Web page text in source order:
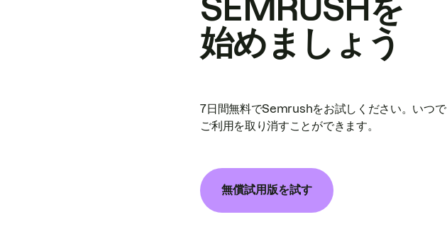
SEMRUSHを
始めましょう
7日間無料でSemrushをお試しください。いつ
ご利用を取り消すことができます。
無償試用版を試す